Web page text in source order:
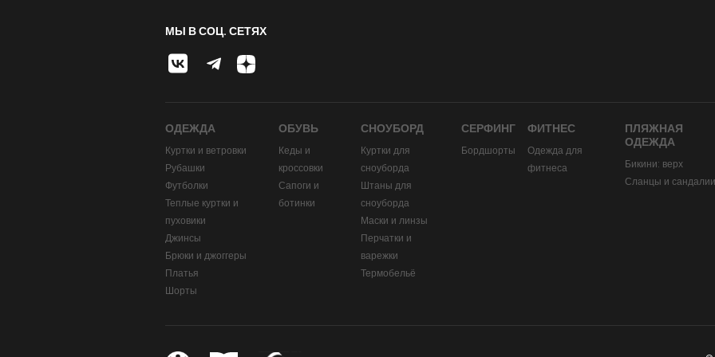
МЫ В СОЦ. СЕТЯХ
ОДЕЖДА
Куртки и ветровки
Рубашки
Футболки
Теплые куртки и
пуховики
Джинсы
Брюки и джоггеры
Платья
Шорты
ОБУВЬ
Кеды и
кроссовки
Сапоги и
ботинки
СНОУБОРД
Куртки для
сноуборда
Штаны для
сноуборда
Маски и линзы
Перчатки и
варежки
Термобельё
СЕРФИНГ
Бордшорты
ФИТНЕС
Одежда для
фитнеса
ПЛЯЖНАЯ
ОДЕЖДА
Бикини: верх
Сланцы и сандалии